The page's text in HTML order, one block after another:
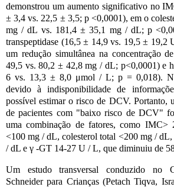
demonstrou um aumento significativo no
± 3,4 vs. 22,5 ± 3,5; p <0,0001), em o
mg / dL vs. 181,4 ± 35,1 mg / dL; p
transpeptidase (16,5 ± 14,9 vs. 19,5 ± 19,2
um redução simultânea na concentração
49,5 vs. 80,2 ± 42,8 mg / dL; p<0,0001) e
6 vs. 13,3 ± 8,0 μmol / L; p = 0,018).
devido à indisponibilidade de
possível estimar o risco de DCV. Portanto,
de pacientes com "baixo risco de DCV"
uma combinação de fatores, como IMC>
<100 mg / dL, colesterol total <200 mg /
/ dL e γ -GT 14-27 U / L, que diminuiu de
Um estudo transversal conduzido no
Schneider para Crianças (Petach Tiqva,